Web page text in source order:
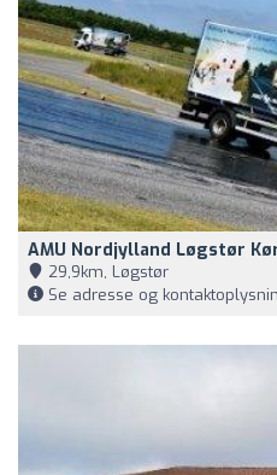
AMU Nordjylland Løgstør
29,9km, Løgstør
Se adresse og